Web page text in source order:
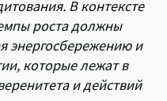
В контексте
роста должны
энергосбережению и
которые лежат в
и действий